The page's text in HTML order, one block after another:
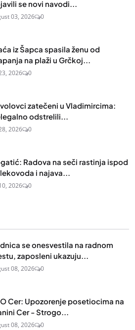
se novi navodi...
03, 2026 0
iz Šapca spasila ženu od
na plaži u Grčkoj...
2026 0
zatečeni u Vladimircima:
odstrelili...
2026 0
Radova na seči rastinja ispod
i najava...
2026 0
se onesvestila na radnom
zaposleni ukazuju...
08, 2026 0
Cer: Upozorenje posetiocima na
Cer - Strogo...
08, 2026 0